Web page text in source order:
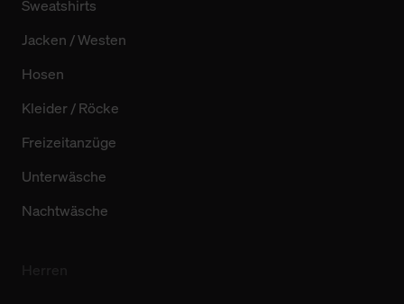
Sweatshirts
Jacken / Westen
Hosen
Kleider / Röcke
Freizeitanzüge
Unterwäsche
Nachtwäsche